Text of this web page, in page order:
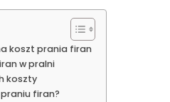
koszt prania firan
w pralni
koszty
firan?